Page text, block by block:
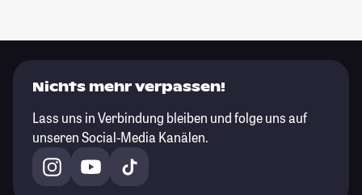
Nichts mehr verpassen!
Lass uns in Verbindung bleiben und folge uns auf
unseren Social-Media Kanälen.